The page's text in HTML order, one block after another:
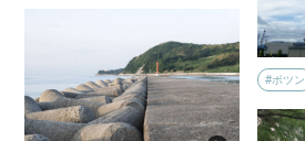
#ポツン